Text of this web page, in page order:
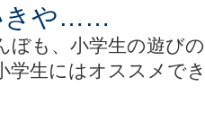
きや……
ぼも、小学生の遊び
学生にはオススメで